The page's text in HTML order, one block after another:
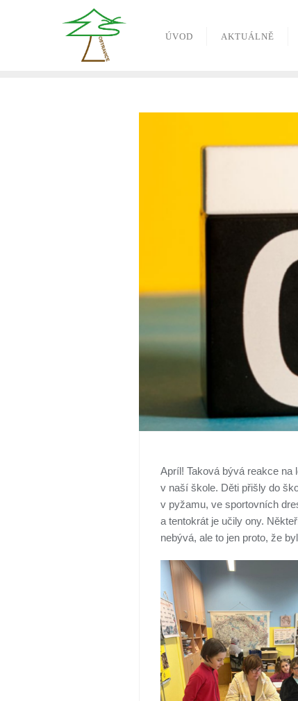
ÚVOD AKTUÁLNĚ
Apríl! Taková bývá reakce na
v naší škole. Děti přišly do
v pyžamu, ve sportovních
a tentokrát je učily ony.
nebývá, ale to jen proto, že